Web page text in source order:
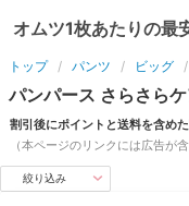
オムツ1枚あたりの最
トップ パンツ ビッグ
パンパース さらさら
割引後にポイントと送料を含め
（本ページのリンクには広告が含
絞り込み